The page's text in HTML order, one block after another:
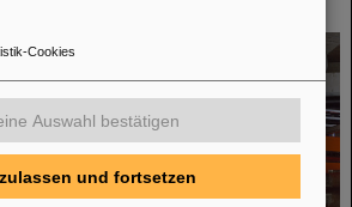
Cookies
Auswahl bestätigen
und fortsetzen